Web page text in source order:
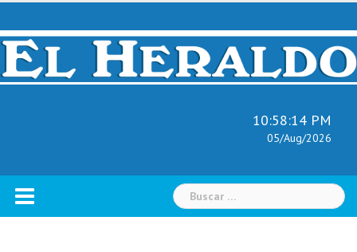
Skip
content
10:58:15 PM
05/Aug/2026
Buscar: